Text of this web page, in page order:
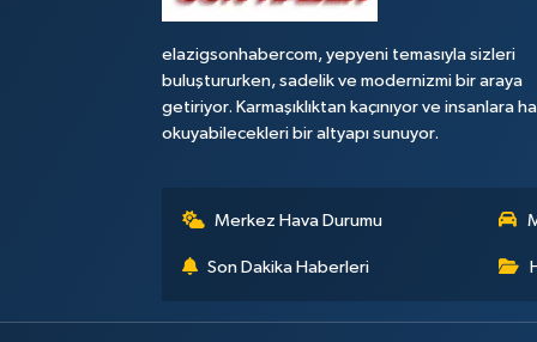
elazigsonhabercom, yepyeni temasıyla sizleri
buluştururken, sadelik ve modernizmi bir araya
getiriyor. Karmaşıklıktan kaçınıyor ve insanlara
okuyabilecekleri bir altyapı sunuyor.
Merkez Hava Durumu
Son Dakika Haberleri